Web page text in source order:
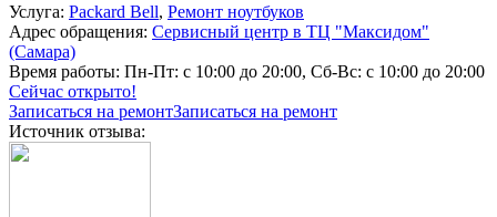
Услуга: Packard Bell, Ремонт ноутбуков
Адрес обращения: Сервисный центр в ТЦ "Максидом"
(Самара)
Время работы: Пн-Пт: с 10:00 до 20:00, Сб-Вс: с 10:00 до 20:00
Сейчас открыто!
Записаться на ремонтЗаписаться на ремонт
Источник отзыва: